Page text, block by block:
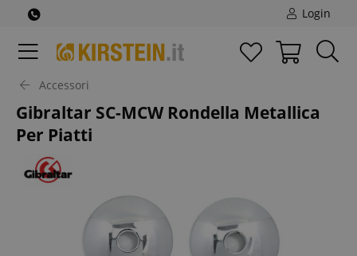
Login
Accessori
Gibraltar SC-MCW Rondella Metallica
Per Piatti